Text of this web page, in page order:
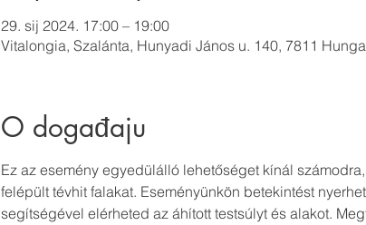
29. sij 2024. 17:00 – 19:00
Vitalongia, Szalánta, Hunyadi János u. 140, 7811
O događaju
Ez az esemény egyedülálló lehetőséget kínál
felépült tévhit falakat. Eseményünkön betekintést
segítségével elérheted az áhított testsúlyt és alakot.